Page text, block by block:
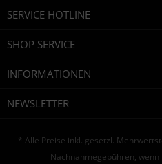
SERVICE HOTLINE
SHOP SERVICE
INFORMATIONEN
NEWSLETTER
* Alle Preise inkl. gesetzl.
Nachnahmegebühren,